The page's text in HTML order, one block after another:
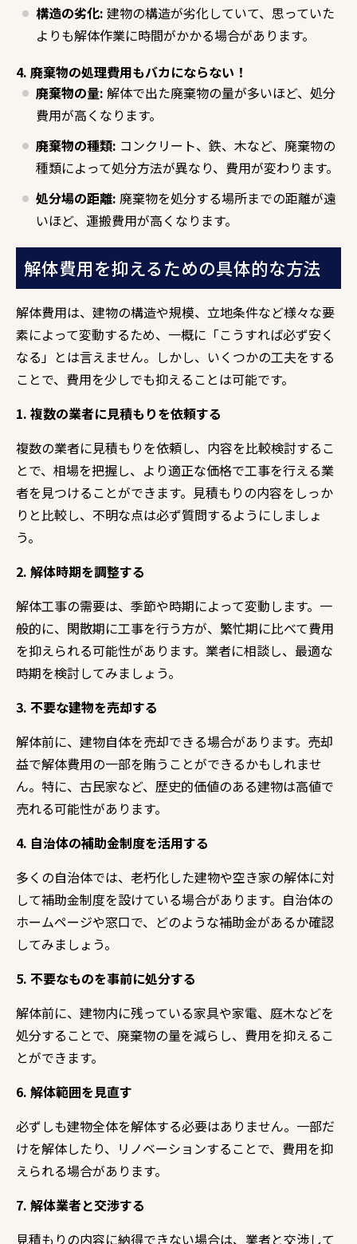
構造の劣化: 建物の構造が劣化していて、 思っていた
よりも解体作業に時間がかかる場合があります。
4. 廃棄物の処理費用もバカにならない！
廃棄物の量: 解体で出た廃棄物の量が多いほど、 処分
費用が高くなります。
廃棄物の種類: コンクリート、 鉄、 木など、 廃棄物の
種類によって処分方法が異なり、 費用が変わります。
処分場の距離: 廃棄物を処分する場所までの距離が遠
いほど、 運搬費用が高くなります。
解体費用を抑えるための具体的な方法
解体費用は、 建物の構造や規模、 立地条件など様々な要
素によって変動するため、 一概に「こうすれば必ず安く
なる」とは言えません。 しかし、 いくつかの工夫をする
ことで、 費用を少しでも抑えることは可能です。
1. 複数の業者に見積もりを依頼する
複数の業者に見積もりを依頼し、 内容を比較検討するこ
とで、 相場を把握し、 より適正な価格で工事を行える業
者を見つけることができます。 見積もりの内容をしっか
りと比較し、 不明な点は必ず質問するようにしましょ
う。
2. 解体時期を調整する
解体工事の需要は、 季節や時期によって変動します。 一
般的に、 閑散期に工事を行う方が、 繁忙期に比べて費用
を抑えられる可能性があります。 業者に相談し、 最適な
時期を検討してみましょう。
3. 不要な建物を売却する
解体前に、 建物自体を売却できる場合があります。 売却
益で解体費用の一部を賄うことができるかもしれませ
ん。 特に、 古民家など、 歴史的価値のある建物は高値で
売れる可能性があります。
4. 自治体の補助金制度を活用する
多くの自治体では、 老朽化した建物や空き家の解体に対
して補助金制度を設けている場合があります。 自治体の
ホームページや窓口で、 どのような補助金があるか確認
してみましょう。
5. 不要なものを事前に処分する
解体前に、 建物内に残っている家具や家電、 庭木などを
処分することで、 廃棄物の量を減らし、 費用を抑えるこ
とができます。
6. 解体範囲を見直す
必ずしも建物全体を解体する必要はありません。 一部だ
けを解体したり、 リノベーションすることで、 費用を抑
えられる場合があります。
7. 解体業者と交渉する
見積もりの内容に納得できない場合は、 業者と交渉して